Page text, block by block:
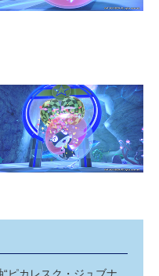
ピカレスク・ジュブナ